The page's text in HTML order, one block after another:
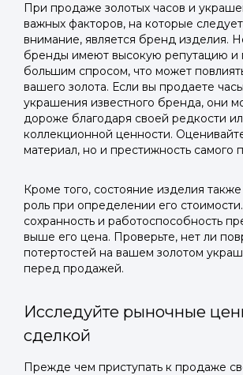
При продаже золотых часов и
важных факторов, на которые
внимание, является бренд изделия.
бренды имеют высокую репутацию и
большим спросом, что может
вашего золота. Если вы продаете
украшения известного бренда, они
дороже благодаря своей редкости
коллекционной ценности.
материал, но и престижность самого
Кроме того, состояние изделия
роль при определении его
сохранность и работоспособность
выше его цена. Проверьте, нет ли
потертостей на вашем золотом
перед продажей.
Исследуйте рыночные
сделкой
Прежде чем приступать к продаже